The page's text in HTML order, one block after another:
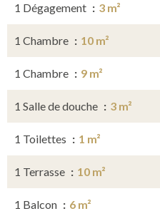
1 Dégagement 3 m²
1 Chambre 10 m²
1 Chambre 9 m²
1 Salle de douche 3 m²
1 Toilettes 1 m²
1 Terrasse 10 m²
1 Balcon 6 m²